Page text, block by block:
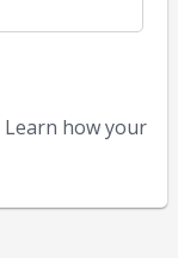
Learn how your